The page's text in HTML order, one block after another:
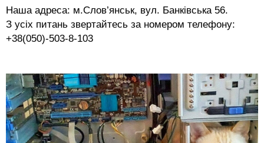
Наша адреса: м.Слов’янськ, вул. Банківська 56.
З усіх питань звертайтесь за номером телефону:
+38(050)-503-8-103